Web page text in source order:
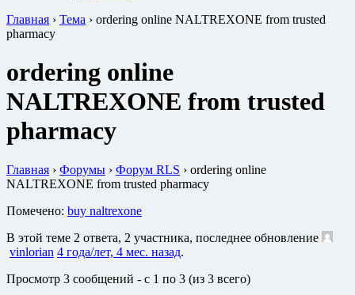
Главная › Тема › ordering online NALTREXONE from trusted
pharmacy
ordering online
NALTREXONE from trusted
pharmacy
Главная › Форумы › Форум RLS › ordering online
NALTREXONE from trusted pharmacy
Помечено: buy naltrexone
В этой теме 2 ответа, 2 участника, последнее обновление
vinlorian 4 года/лет, 4 мес. назад.
Просмотр 3 сообщений - с 1 по 3 (из 3 всего)